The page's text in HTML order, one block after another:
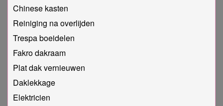
Chinese kasten
Reiniging na overlijden
Trespa boeidelen
Fakro dakraam
Plat dak vernieuwen
Daklekkage
Elektricien